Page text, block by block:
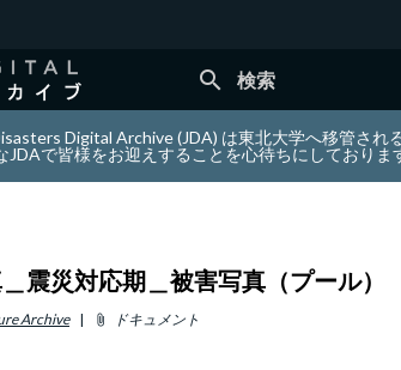
search 検索
Digital Archive (JDA) は東北大学へ移管さ
JDAで皆様をお迎えすることを心待ちにしておりま
震災対応期＿被害写真（プール）
Archive attach_file ドキュメント